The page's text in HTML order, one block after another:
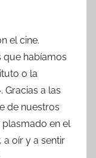
el cine.
que habíamos
o la
Gracias a las
de nuestros
en el
oír y a sentir